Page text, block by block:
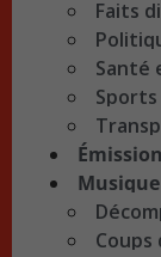
Faits
Santé
Sports
Musique